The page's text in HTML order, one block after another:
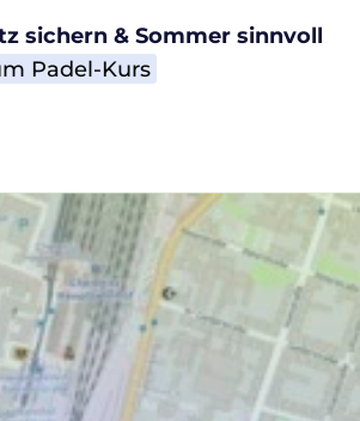
sichern & Sommer sinnvoll
Padel-Kurs